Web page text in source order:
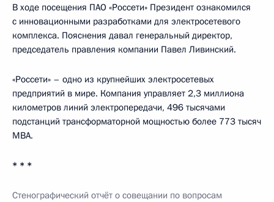
В ходе посещения ПАО «Россети» Президент ознакомился
с инновационными разработками для электросетевого
комплекса. Пояснения давал генеральный директор,
председатель правления компании Павел Ливинский.
«Россети» – одно из крупнейших электросетевых
предприятий в мире. Компания управляет 2,3 миллиона
километров линий электропередачи, 496 тысячами
подстанций трансформаторной мощностью более 773 тысяч
MBA.
* * *
Стенографический отчёт о совещании по вопросам